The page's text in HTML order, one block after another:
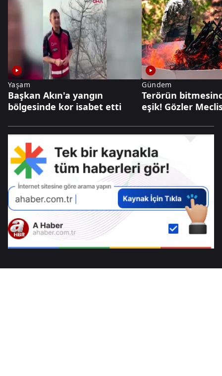
Yaşam
Başkan Akın'a yangın
bölgesinde kor isabet etti
Gündem
Terörün
eşik! Gözler